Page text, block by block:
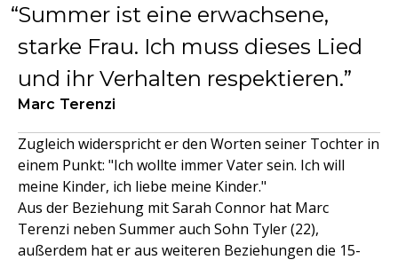
Summer ist eine erwachsene,
starke Frau. Ich muss dieses Lied
und ihr Verhalten respektieren.
Marc Terenzi
Zugleich widerspricht er den Worten seiner Tochter in
einem Punkt: "Ich wollte immer Vater sein. Ich will
meine Kinder, ich liebe meine Kinder."
Aus der Beziehung mit Sarah Connor hat Marc
Terenzi neben Summer auch Sohn Tyler (22),
außerdem hat er aus weiteren Beziehungen die 15-